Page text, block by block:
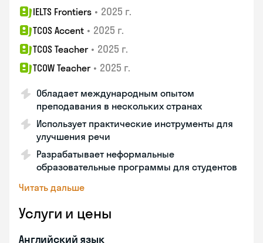
IELTS Frontiers • 2025 г.
TCOS Accent • 2025 г.
TCOS Teacher • 2025 г.
TCOW Teacher • 2025 г.
Обладает международным опытом
преподавания в нескольких странах
Использует практические инструменты для
улучшения речи
Разрабатывает неформальные
образовательные программы для студентов
Читать дальше
Услуги и цены
Английский язык